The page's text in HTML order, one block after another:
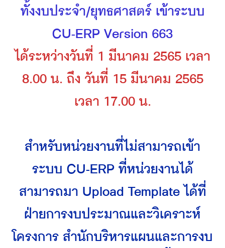
ทั้งงบประจำ/ยุทธศาสตร์ เข้าระบบ
CU-ERP Version 663
ได้ระหว่างวันที่ 1 มีนาคม 2565 เวลา
8.00 น. ถึง วันที่ 15 มีนาคม 2565
เวลา 17.00 น.
สำหรับหน่วยงานที่ไม่สามารถเข้า
ระบบ CU-ERP ที่หน่วยงานได้
สามารถมา Upload Template ได้ที่
ฝ่ายการงบประมาณและวิเคราะห์
โครงการ สำนักบริหารแผนและการงบ